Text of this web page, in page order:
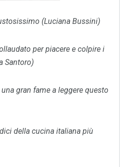
(Luciana Bussini)
per piacere e colpire i
Santoro)
una gran fame a leggere questo
della cucina italiana più